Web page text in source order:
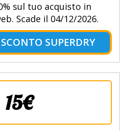
sul tuo acquisto in
Scade il 04/12/2026.
SUPERDRY
15€